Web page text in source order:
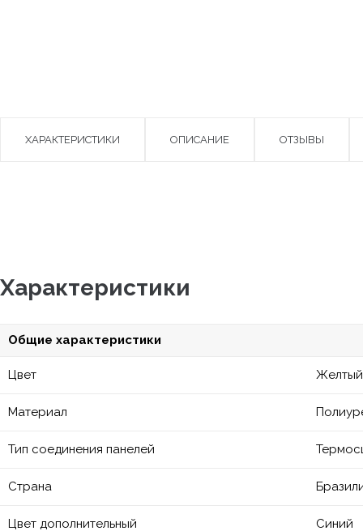
ХАРАКТЕРИСТИКИ ОПИСАНИЕ ОТЗЫВЫ
Характеристики
Общие характеристики
Цвет Желтый
Материал
Тип соединения панелей
Страна
Цвет дополнительный Синий